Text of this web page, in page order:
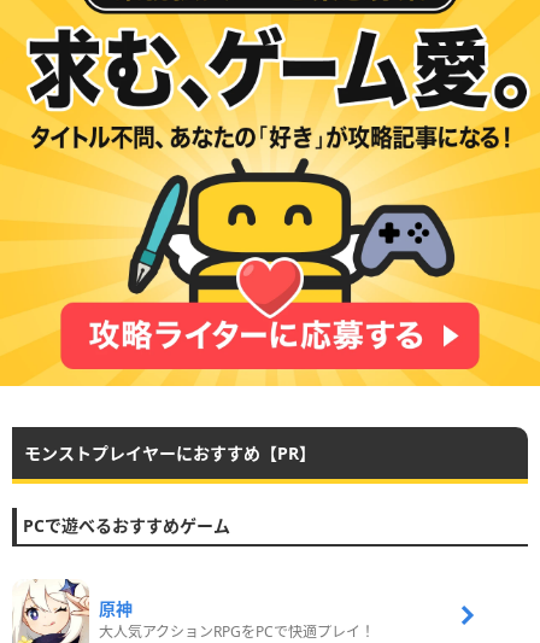
モンストプレイヤーにおすすめ【PR】
PCで遊べるおすすめゲーム
原神
大人気アクションRPGをPCで快適プレイ！